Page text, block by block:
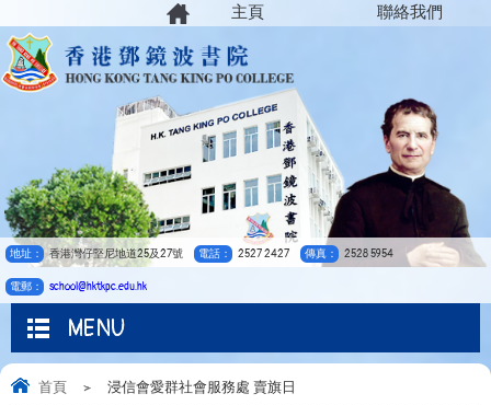
地址： 香港灣仔堅尼地道25及27號 電話： 2527 2427 傳真： 2528 5954
電郵： school@hktkpc.edu.hk
聯絡我們
主頁
MENU
首頁 > 浸信會愛群社會服務處 賣旗日